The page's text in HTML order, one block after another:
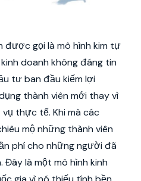
được gọi là mô hình kim tự
doanh không đáng tin
tư ban đầu kiếm lợi
thành viên mới thay vì
thực tế. Khi mà các
mộ những thành viên
phí cho những người đã
Đây là một mô hình kinh